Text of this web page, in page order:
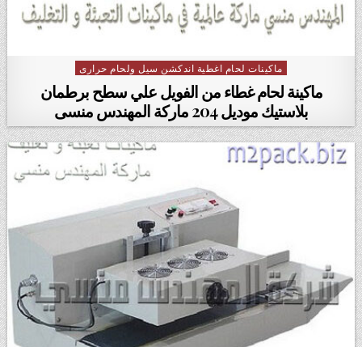
Posted in
ماكينات لحام اغطية اندكشن سيل ولحام حرارى
ماكينة لحام غطاء من الفويل علي سطح برطمان
بلاستيك موديل 204 ماركة المهندس منسى